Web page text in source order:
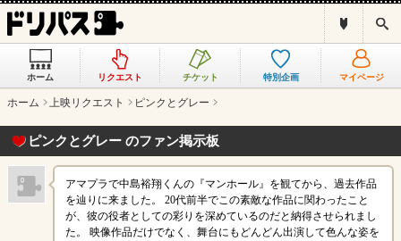
ス
と
ホーム リクエスト チケット 特別企画 マイページ
ホーム 上映リクエスト ピンクとグレー
ピンクとグレー のファン掲示板
アマプラで中島裕翔くんの『マンホール』を観てから、過去作品
を辿りに来ました。 20代前半でこの素敵な作品に関わったこと
が、彼の役者としての彩りを深めているのだと納得させられまし
た。 映像作品だけでなく、舞台にもどんどん出演して色んな姿を